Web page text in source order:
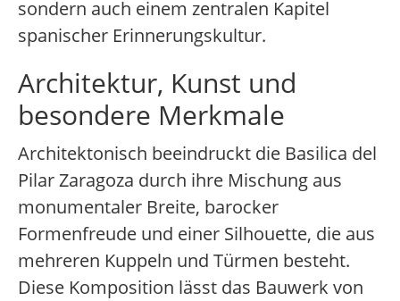
sondern auch einem zentralen Kapitel
spanischer Erinnerungskultur.
Architektur, Kunst und
besondere Merkmale
Architektonisch beeindruckt die Basilica del
Pilar Zaragoza durch ihre Mischung aus
monumentaler Breite, barocker
Formenfreude und einer Silhouette, die aus
mehreren Kuppeln und Türmen besteht.
Diese Komposition lässt das Bauwerk von